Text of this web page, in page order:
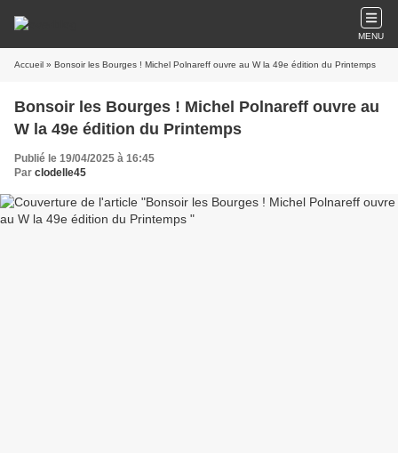
MENU
Accueil » Bonsoir les Bourges ! Michel Polnareff ouvre au W la 49e édition du Printemps
Bonsoir les Bourges ! Michel Polnareff ouvre au
W la 49e édition du Printemps
Publié le 19/04/2025 à 16:45
Par clodelle45